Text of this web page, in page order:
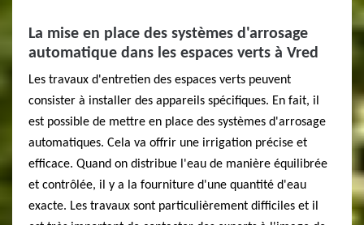
La mise en place des systèmes d'arrosage
automatique dans les espaces verts à Vred
Les travaux d'entretien des espaces verts peuvent
consister à installer des appareils spécifiques. En fait, il
est possible de mettre en place des systèmes d'arrosage
automatiques. Cela va offrir une irrigation précise et
efficace. Quand on distribue l'eau de manière équilibrée
et contrôlée, il y a la fourniture d'une quantité d'eau
exacte. Les travaux sont particulièrement difficiles et il